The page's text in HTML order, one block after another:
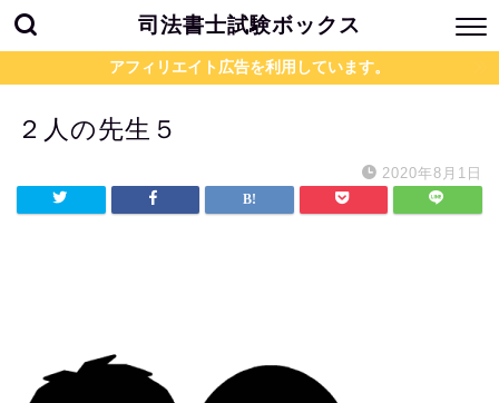
司法書士試験ボックス
アフィリエイト広告を利用しています。
２人の先生５
2020年8月1日